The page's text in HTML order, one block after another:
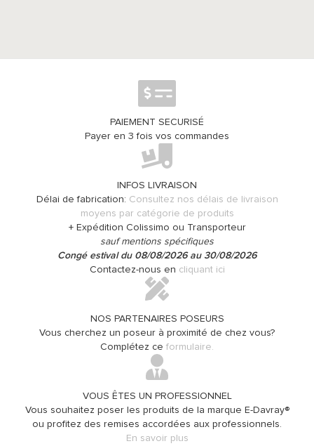
PAIEMENT SECURISÉ
Payer en 3 fois vos commandes
INFOS LIVRAISON
Délai de fabrication: Consultez nos délais de livraison
moyens par catégorie de produits
+ Expédition Colissimo ou Transporteur
sauf mentions spécifiques
Congé estival du 08/08/2026 au 30/08/2026
Contactez-nous en cliquant ici
NOS PARTENAIRES POSEURS
Vous cherchez un poseur à proximité de chez vous?
Complétez ce formulaire.
VOUS ÊTES UN PROFESSIONNEL
Vous souhaitez poser les produits de la marque E-Davray®
ou profitez des remises accordées aux professionnels.
En savoir plus